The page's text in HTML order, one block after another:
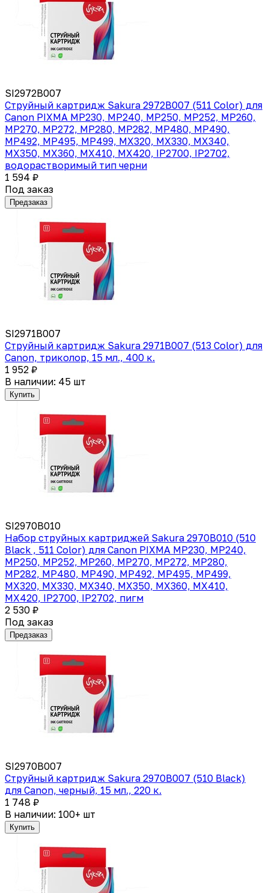
SI2972B007
Струйный картридж Sakura 2972B007 (511 Color) для
Canon PIXMA MP230, MP240, MP250, MP252, MP260,
MP270, MP272, MP280, MP282, MP480, MP490,
MP492, MP495, MP499, MX320, MX330, MX340,
MX350, MX360, MX410, MX420, IP2700, IP2702,
водорастворимый тип черни
1 594 ₽
Под заказ
Предзаказ
SI2971B007
Струйный картридж Sakura 2971B007 (513 Color) для
Canon, триколор, 15 мл., 400 к.
1 952 ₽
В наличии: 45 шт
Купить
SI2970B010
Набор струйных картриджей Sakura 2970B010 (510
Black , 511 Color) для Canon PIXMA MP230, MP240,
MP250, MP252, MP260, MP270, MP272, MP280,
MP282, MP480, MP490, MP492, MP495, MP499,
MX320, MX330, MX340, MX350, MX360, MX410,
MX420, IP2700, IP2702, пигм
2 530 ₽
Под заказ
Предзаказ
SI2970B007
Струйный картридж Sakura 2970B007 (510 Black)
для Canon, черный, 15 мл., 220 к.
1 748 ₽
В наличии: 100+ шт
Купить